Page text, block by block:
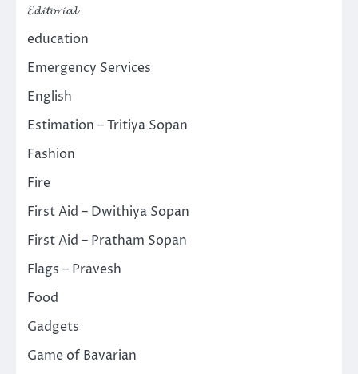
𝓔𝓭𝓲𝓽𝓸𝓻𝓲𝓪𝓵
education
Emergency Services
English
Estimation – Tritiya Sopan
Fashion
Fire
First Aid – Dwithiya Sopan
First Aid – Pratham Sopan
Flags – Pravesh
Food
Gadgets
Game of Bavarian